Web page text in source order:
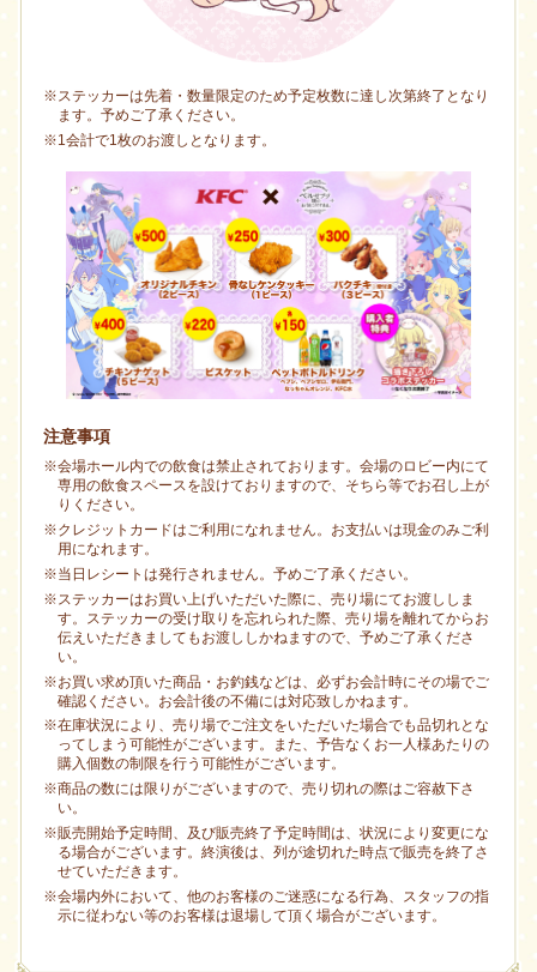
※ステッカーは先着・数量限定のため予定枚数に達し次第終了となり
ます。予めご了承ください。
※1会計で1枚のお渡しとなります。
注意事項
※会場ホール内での飲食は禁止されております。会場のロビー内にて
専用の飲食スペースを設けておりますので、そちら等でお召し上が
りください。
※クレジットカードはご利用になれません。お支払いは現金のみご利
用になれます。
※当日レシートは発行されません。予めご了承ください。
※ステッカーはお買い上げいただいた際に、売り場にてお渡ししま
す。ステッカーの受け取りを忘れられた際、売り場を離れてからお
伝えいただきましてもお渡ししかねますので、予めご了承くださ
い。
※お買い求め頂いた商品・お釣銭などは、必ずお会計時にその場でご
確認ください。お会計後の不備には対応致しかねます。
※在庫状況により、売り場でご注文をいただいた場合でも品切れとな
ってしまう可能性がございます。また、予告なくお一人様あたりの
購入個数の制限を行う可能性がございます。
※商品の数には限りがございますので、売り切れの際はご容赦下さ
い。
※販売開始予定時間、及び販売終了予定時間は、状況により変更にな
る場合がございます。終演後は、列が途切れた時点で販売を終了さ
せていただきます。
※会場内外において、他のお客様のご迷惑になる行為、スタッフの指
示に従わない等のお客様は退場して頂く場合がございます。